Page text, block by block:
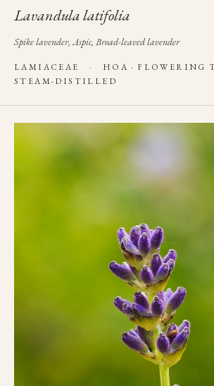
Lavandula latifolia
Spike lavender, Aspic, Broad-leaved lavender
LAMIACEAE · HOA · FLOWERING
STEAM-DISTILLED